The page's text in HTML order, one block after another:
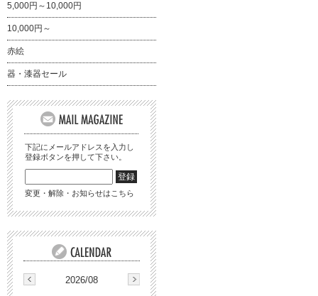
5,000円～10,000円
10,000円～
赤絵
器・漆器セール
下記にメールアドレスを入力し
登録ボタンを押して下さい。
変更・解除・お知らせはこちら
2026/08